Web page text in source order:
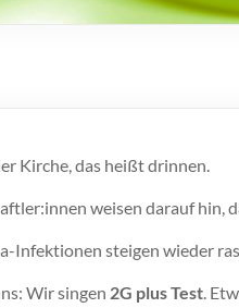
Kirche, das heißt drinnen.
weisen darauf hin,
Infektionen steigen wieder
Wir singen 2G plus Test.